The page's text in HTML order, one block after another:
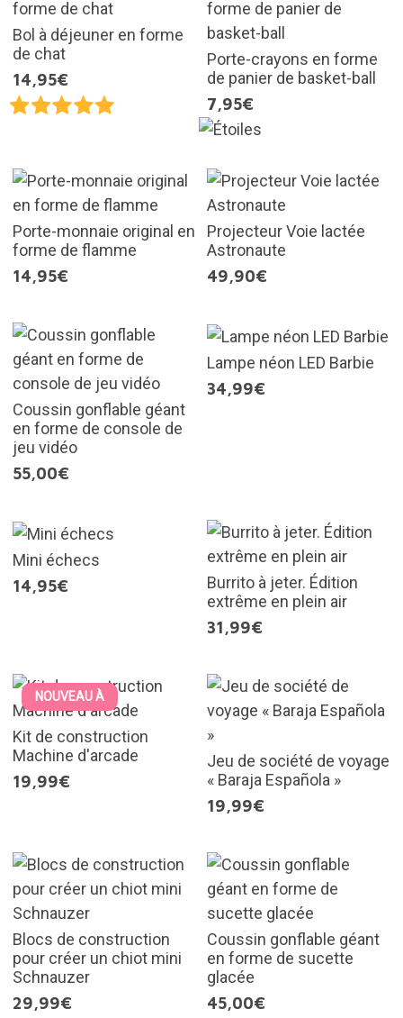
Bol à déjeuner en forme
de chat
14,95€
Porte-crayons en forme
de panier de basket-ball
7,95€
Porte-monnaie original en
forme de flamme
14,95€
Projecteur Voie lactée
Astronaute
49,90€
Coussin gonflable géant
en forme de console de
jeu vidéo
55,00€
Lampe néon LED Barbie
34,99€
Mini échecs
14,95€
Burrito à jeter. Édition
extrême en plein air
31,99€
NOUVEAU À
Kit de construction
Machine d'arcade
19,99€
Jeu de société de voyage
« Baraja Española »
19,99€
Blocs de construction
pour créer un chiot mini
Schnauzer
29,99€
Coussin gonflable géant
en forme de sucette
glacée
45,00€